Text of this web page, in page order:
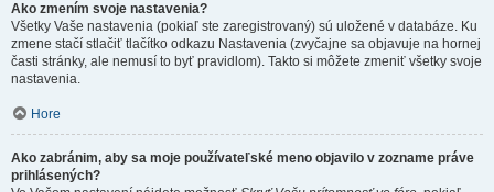
Ako zmením svoje nastavenia?
Všetky Vaše nastavenia (pokiaľ ste zaregistrovaný) sú uložené v databáze. Ku
zmene stačí stlačiť tlačítko odkazu Nastavenia (zvyčajne sa objavuje na hornej
časti stránky, ale nemusí to byť pravidlom). Takto si môžete zmeniť všetky svoje
nastavenia.
Hore
Ako zabránim, aby sa moje používateľské meno objavilo v zozname práve
prihlásených?